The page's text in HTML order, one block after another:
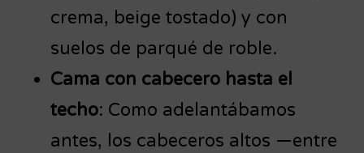
crema, beige tostado) y con
suelos de parqué de roble.
Cama con cabecero hasta el
techo: Como adelantábamos
antes, los cabeceros altos —entre